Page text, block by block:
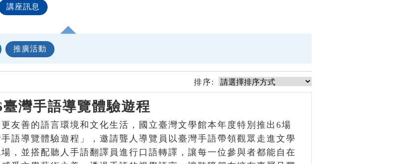
講座訊息
推廣活動
排序:
臺灣手語導覽體驗遊程
友善的語言環境和文化生活，國立臺灣文學館本年度特別推出6場
手語導覽體驗遊程」，邀請聾人導覽員以臺灣手語帶領觀眾走進文學
場，並搭配聽人手語翻譯員進行口語轉譯，讓每一位參與者都能自在